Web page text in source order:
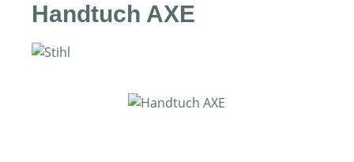
Handtuch AXE
Bildergalerie überspringen